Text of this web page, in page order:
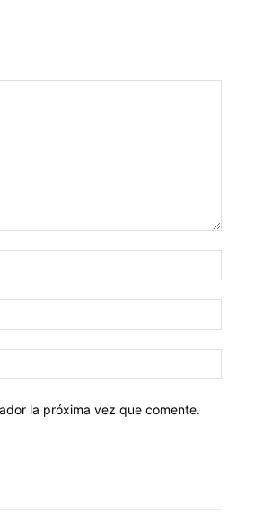
web:
la próxima vez que comente.